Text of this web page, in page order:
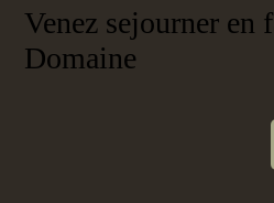
Venez sejourner en
Domaine